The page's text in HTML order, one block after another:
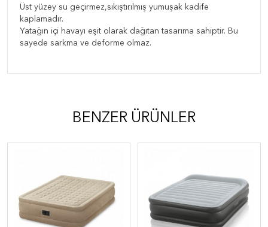
Üst yüzey su geçirmez,sıkıştırılmış yumuşak kadife
kaplamadır.
Yatağın içi havayı eşit olarak dağıtan tasarıma sahiptir. Bu
sayede sarkma ve deforme olmaz.
BENZER ÜRÜNLER